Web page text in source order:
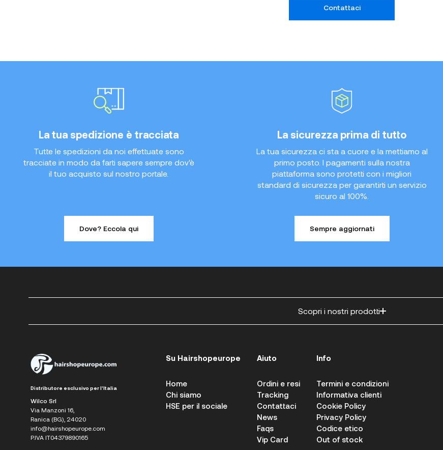
Contattaci
La tua spedizione è tracciata
Tutte le spedizioni da noi effettuate sono
tracciate in modo da farti sapere sempre dov'è
il tuo acquisto sul nostro portale.
Dove? Eccola qui
La sicurezza prima di tutto
La tua sicurezza ci sta a cuore e la mettiamo al
primo posto. I pagamenti sulla nostra
piattaforma sono protetti con i migliori
standard di sicurezza per garantirti un servizio
sicuro al 100%.
Sempre aggiornati
Scopri i nostri prodotti
Distributore esclusivo per l'Italia
Wilco Srl
Via Manzoni 16,
Ranica (BG), 24020
info@hairshopeurope.com
P.IVA IT04379890165
Su Hairshopeurope
Home
Chi siamo
HSE per il sociale
Aiuto
Ordini e resi
Tracking
Contattaci
News
Faqs
Vip Card
Info
Termini e condizioni
Informativa clienti
Cookie Policy
Privacy Policy
Codice etico
Out of stock